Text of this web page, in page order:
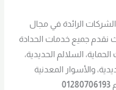
الرائدة في مجال
نقدم جميع خدمات الحدادة
السلالم الحديدية،
والأسوار المعدنية
01280706193